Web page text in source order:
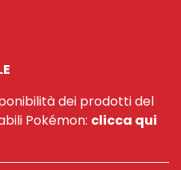
dei prodotti del
Pokémon: clicca qui